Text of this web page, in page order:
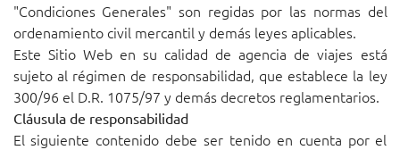
"Condiciones Generales" son regidas por las normas del
ordenamiento civil mercantil y demás leyes aplicables.
Este Sitio Web en su calidad de agencia de viajes está
sujeto al régimen de responsabilidad, que establece la ley
300/96 el D.R. 1075/97 y demás decretos reglamentarios.
Cláusula de responsabilidad
El siguiente contenido debe ser tenido en cuenta por el